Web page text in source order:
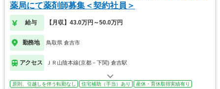
薬局にて薬剤師募集＜契約社員＞
給与 【月収】43.0万円～50.0万円
勤務地 鳥取県 倉吉市
アクセス ＪＲ山陰本線(京都－下関) 倉吉駅
原則、引越しを伴う転勤なし 住宅補助（手当）あり
産休・育休取得実績有り